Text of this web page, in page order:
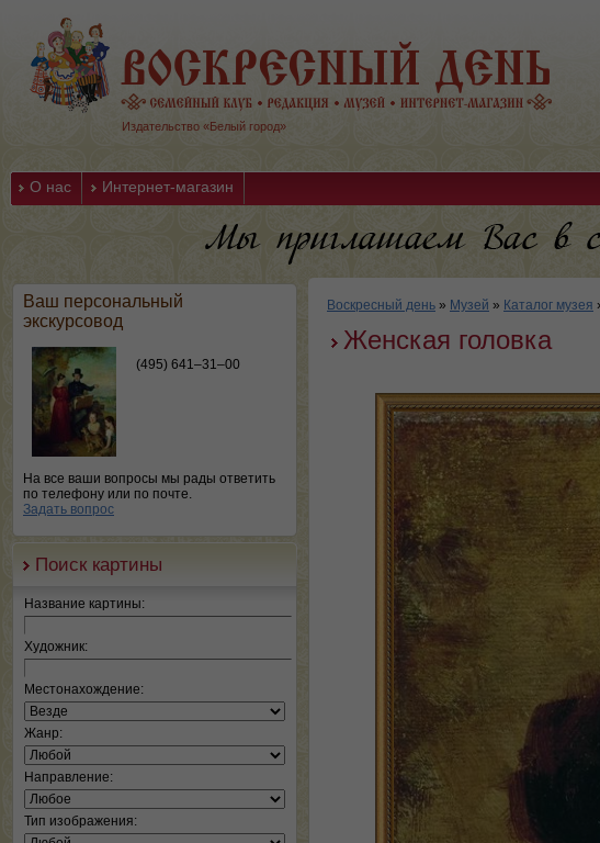
Издательство «Белый город»
О нас Интернет-магазин
Ваш персональный
экскурсовод
(495) 641–31–00
На все ваши вопросы мы рады ответить
по телефону или по почте.
Задать вопрос
Поиск картины
Название картины:
Художник:
Местонахождение:
Жанр:
Направление:
Тип изображения:
Воскресный день » Музей » Каталог музея
Женская головка